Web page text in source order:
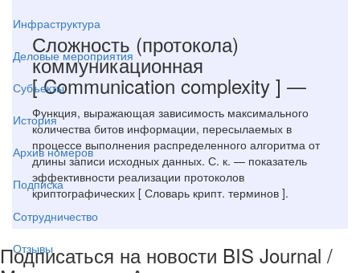
Инфраструктура
Деловые мероприятия
Субъекты
История
Архив номеров
Подписка
Сотрудничество
Отзывы
Сложность (протокола)
коммуникационная
[ Communication complexity ] —
Функция, выражающая зависимость максимального
количества битов информации, пересылаемых в
процессе выполнения распределенного алгоритма от
длины записи исходных данных. С. к. — показатель
эффективности реализации протоколов
криптографических [ Словарь крипт. терминов ].
Подписаться на новости BIS Journal /